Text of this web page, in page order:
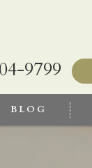
9799
BLOG